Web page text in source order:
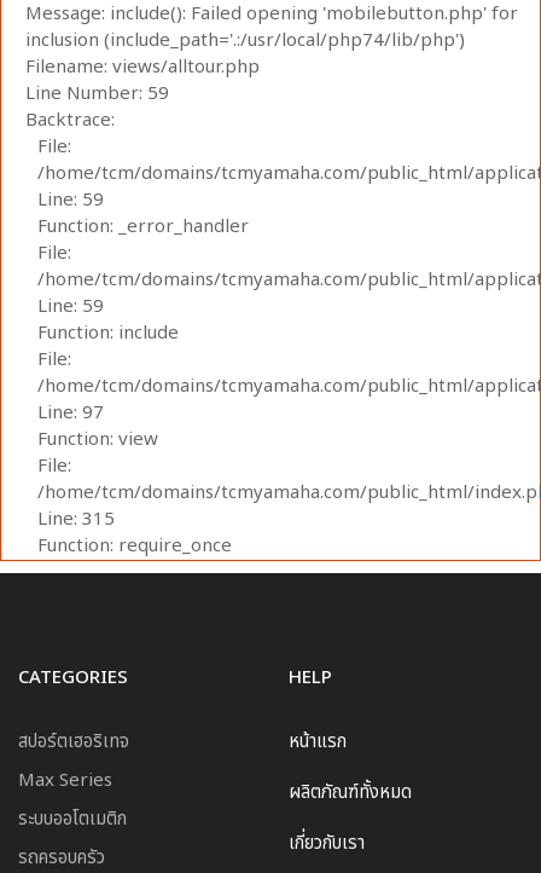
Message: include(): Failed opening 'mobilebutton.php' for
inclusion (include_path='.:/usr/local/php74/lib/php')
Filename: views/alltour.php
Line Number: 59
Backtrace:
File:
/home/tcm/domains/tcmyamaha.com/public_html/
Line: 59
Function: _error_handler
File:
/home/tcm/domains/tcmyamaha.com/public_html/
Line: 59
Function: include
File:
/home/tcm/domains/tcmyamaha.com/public_html/
Line: 97
Function: view
File:
/home/tcm/domains/tcmyamaha.com/public_html/
Line: 315
Function: require_once
CATEGORIES
สปอร์ตเฮอริเทจ
Max Series
ระบบออโตเมติก
รถครอบครัว
HELP
หน้าแรก
ผลิตภัณฑ์ทั้งหมด
เกี่ยวกับเรา